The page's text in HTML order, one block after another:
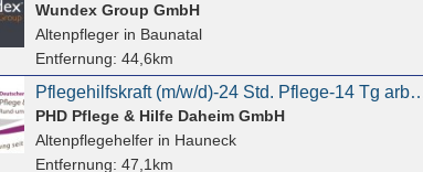
Wundex Group GmbH
Altenpflegerin Baunatal
Entfernung: 44,6km
Pflegehilfskraft (m/w/d)-24 Std. Pflege-14
PHD Pflege & Hilfe Daheim GmbH
Altenpflegehelferin Hauneck
Entfernung: 47,1km